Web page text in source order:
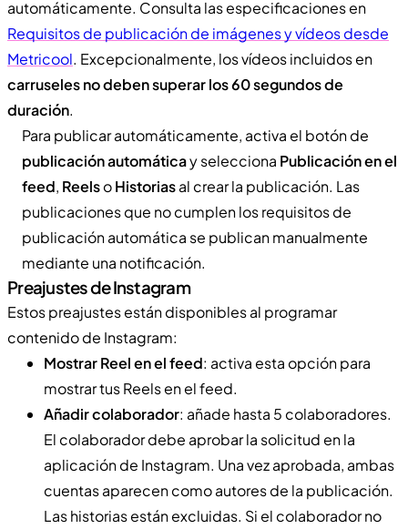
automáticamente. Consulta las especificaciones en
Requisitos de publicación de imágenes y vídeos desde
Metricool. Excepcionalmente, los vídeos incluidos en
carruselesno deben superar los 60 segundos de
duración.
Para publicar automáticamente, activa el botón de
publicación automáticay selecciona Publicación en el
feed, ReelsoHistoriasal crear la publicación. Las
publicaciones que no cumplen los requisitos de
publicación automática se publican manualmente
mediante una notificación.
Preajustes de Instagram
Estos preajustes están disponibles al programar
contenido de Instagram:
Mostrar Reel en el feed: activa esta opción para
mostrar tus Reels en el feed.
Añadir colaborador: añade hasta 5 colaboradores.
El colaborador debe aprobar la solicitud en la
aplicación de Instagram. Una vez aprobada, ambas
cuentas aparecen como autores de la publicación.
Las historias están excluidas. Si el colaborador no